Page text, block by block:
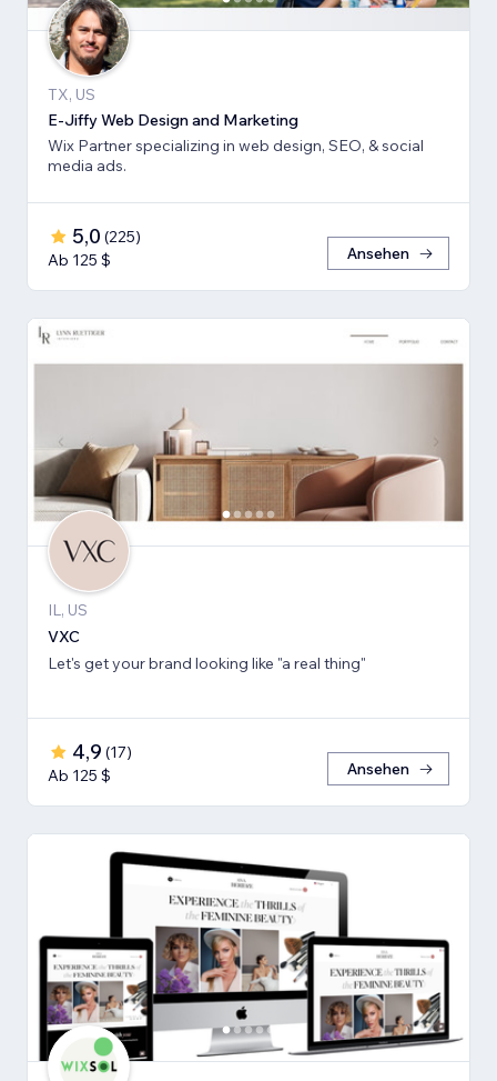
TX, US
E-Jiffy Web Design and Marketing
Wix Partner specializing in web design, SEO, & social
media ads.
5,0 (225)
Ab 125 $
Ansehen
IL, US
VXC
Let's get your brand looking like "a real thing"
4,9 (17)
Ab 125 $
Ansehen